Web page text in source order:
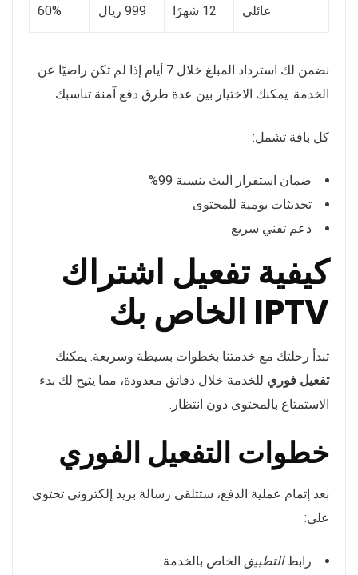
عائلي 12 شهرًا 999 ريال 60%
نضمن لك استرداد المبلغ خلال 7 أيام إذا لم تكن راضيًا عن
الخدمة. يمكنك الاختيار بين عدة طرق دفع آمنة تناسبك.
كل باقة تشمل:
ضمان استقرار البث بنسبة 99%
تحديثات يومية للمحتوى
دعم تقني سريع
كيفية تفعيل اشتراك
IPTV الخاص بك
تبدأ رحلتك مع خدمتنا بخطوات بسيطة وسريعة. يمكنك
تفعيل فوري للخدمة خلال دقائق معدودة، مما يتيح لك بدء
الاستمتاع بالمحتوى دون انتظار.
خطوات التفعيل الفوري
بعد إتمام عملية الدفع، ستتلقى رسالة بريد إلكتروني تحتوي
على:
رابطالتطبيق الخاص بالخدمة